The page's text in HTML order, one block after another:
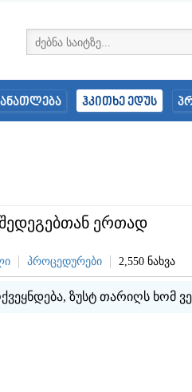
ჰკითხე ედუს
ერთად
პროცედურები 2,550 ნახვა
ზუსტ თარიღს ხომ